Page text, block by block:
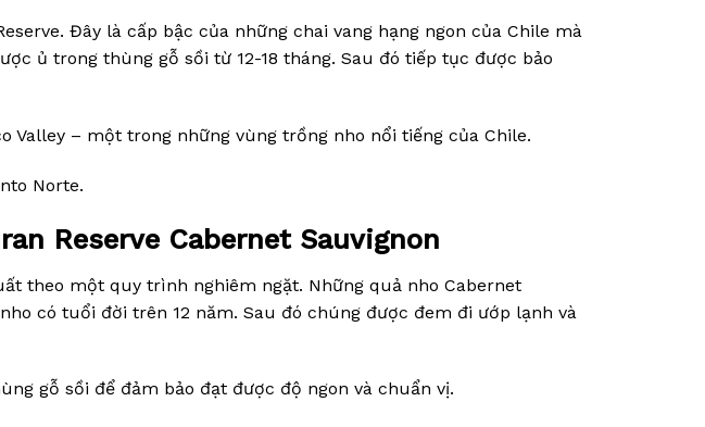
Đây là cấp bậc của những chai vang hạng ngon của Chile mà
ủ trong thùng gỗ sồi từ 12-18 tháng. Sau đó tiếp tục được bảo
Valley – một trong những vùng trồng nho nổi tiếng của Chile.
Norte.
Reserve Cabernet Sauvignon
theo một quy trình nghiêm ngặt. Những quả nho Cabernet
có tuổi đời trên 12 năm. Sau đó chúng được đem đi ướp lạnh và
gỗ sồi để đảm bảo đạt được độ ngon và chuẩn vị.